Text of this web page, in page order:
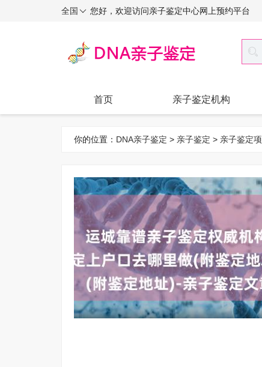
全国 您好，欢迎访问亲子鉴定中心网上预约平台
首页 亲子鉴定机构
你的位置： DNA亲子鉴定 > 亲子鉴定 > 亲子鉴定